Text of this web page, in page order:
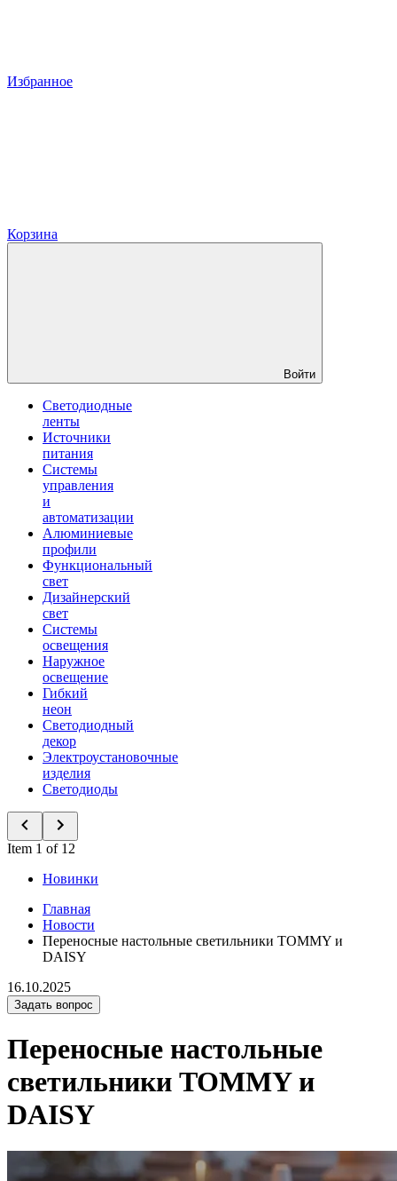
Избранное
Корзина
Войти
Светодиодные
ленты
Источники
питания
Системы
управления
и
автоматизации
Алюминиевые
профили
Функциональный
свет
Дизайнерский
свет
Системы
освещения
Наружное
освещение
Гибкий
неон
Светодиодный
декор
Электроустановочные
изделия
Светодиоды
Item 1 of 12
Новинки
Главная
Новости
Переносные настольные светильники TOMMY и
DAISY
16.10.2025
Задать вопрос
Переносные настольные
светильники TOMMY и
DAISY